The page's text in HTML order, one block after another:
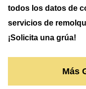
todos los datos de
servicios de
¡Solicita una grúa!
Más